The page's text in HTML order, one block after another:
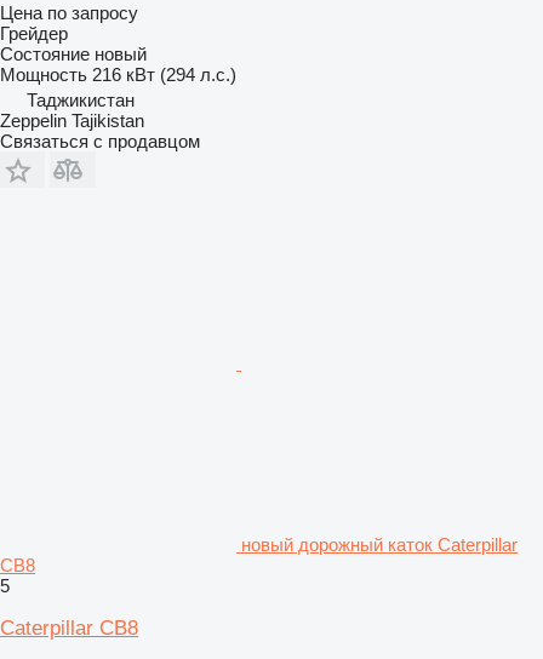
Цена по запросу
Грейдер
Состояние новый
Мощность 216 кВт (294 л.с.)
Таджикистан
Zeppelin Tajikistan
Связаться с продавцом
новый дорожный каток Caterpillar
CB8
5
Caterpillar CB8